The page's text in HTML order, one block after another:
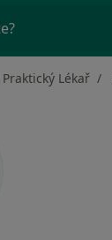
Praktický Lékař